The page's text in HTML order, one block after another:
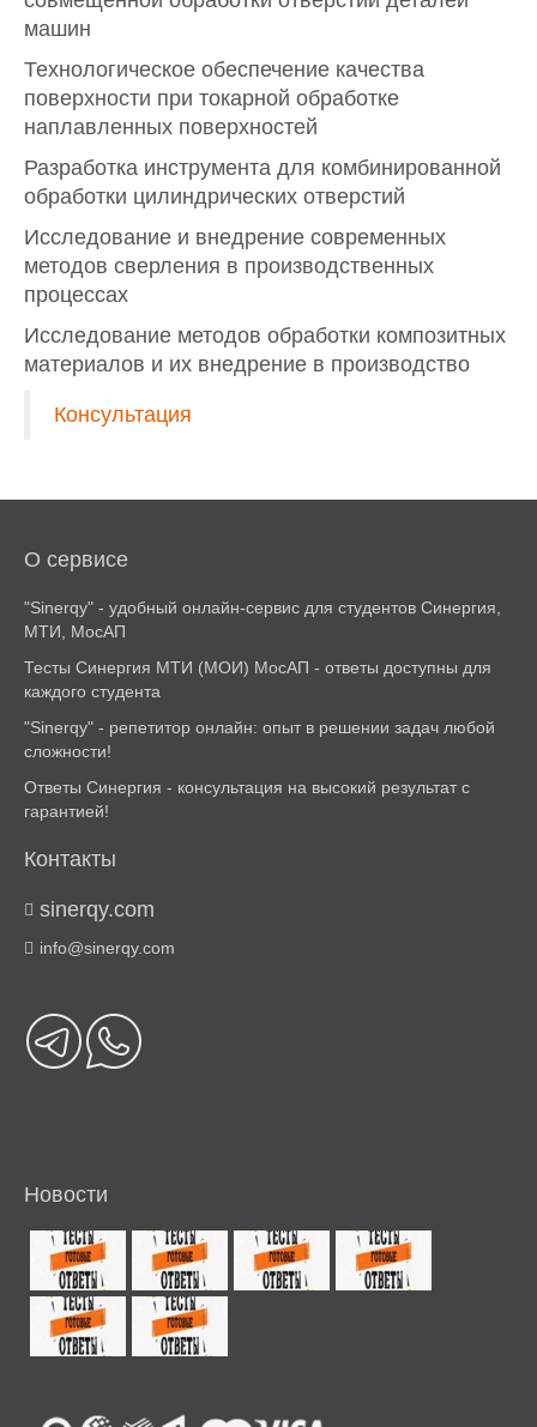
машин
Технологическое обеспечение качества
поверхности при токарной обработке
наплавленных поверхностей
Разработка инструмента для комбинированной
обработки цилиндрических отверстий
Исследование и внедрение современных
методов сверления в производственных
процессах
Исследование методов обработки композитных
материалов и их внедрение в производство
Консультация
О сервисе
"Sinerqy" - удобный онлайн-сервис для студентов Синергия,
МТИ, МосАП
Тесты Синергия МТИ (МОИ) МосАП - ответы доступны для
каждого студента
"Sinerqy" - репетитор онлайн: опыт в решении задач любой
сложности!
Ответы Синергия - консультация на высокий результат с
гарантией!
Контакты
sinerqy.com
info@sinerqy.com
Новости